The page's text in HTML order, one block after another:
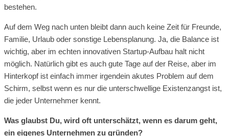
bestehen.
Auf dem Weg nach unten bleibt dann auch keine Zeit für Freunde,
Familie, Urlaub oder sonstige Lebensplanung. Ja, die Balance ist
wichtig, aber im echten innovativen Startup-Aufbau halt nicht
möglich. Natürlich gibt es auch gute Tage auf der Reise, aber im
Hinterkopf ist einfach immer irgendein akutes Problem auf dem
Schirm, selbst wenn es nur die unterschwellige Existenzangst ist,
die jeder Unternehmer kennt.
Was glaubst Du, wird oft unterschätzt, wenn es darum geht,
ein eigenes Unternehmen zu gründen?